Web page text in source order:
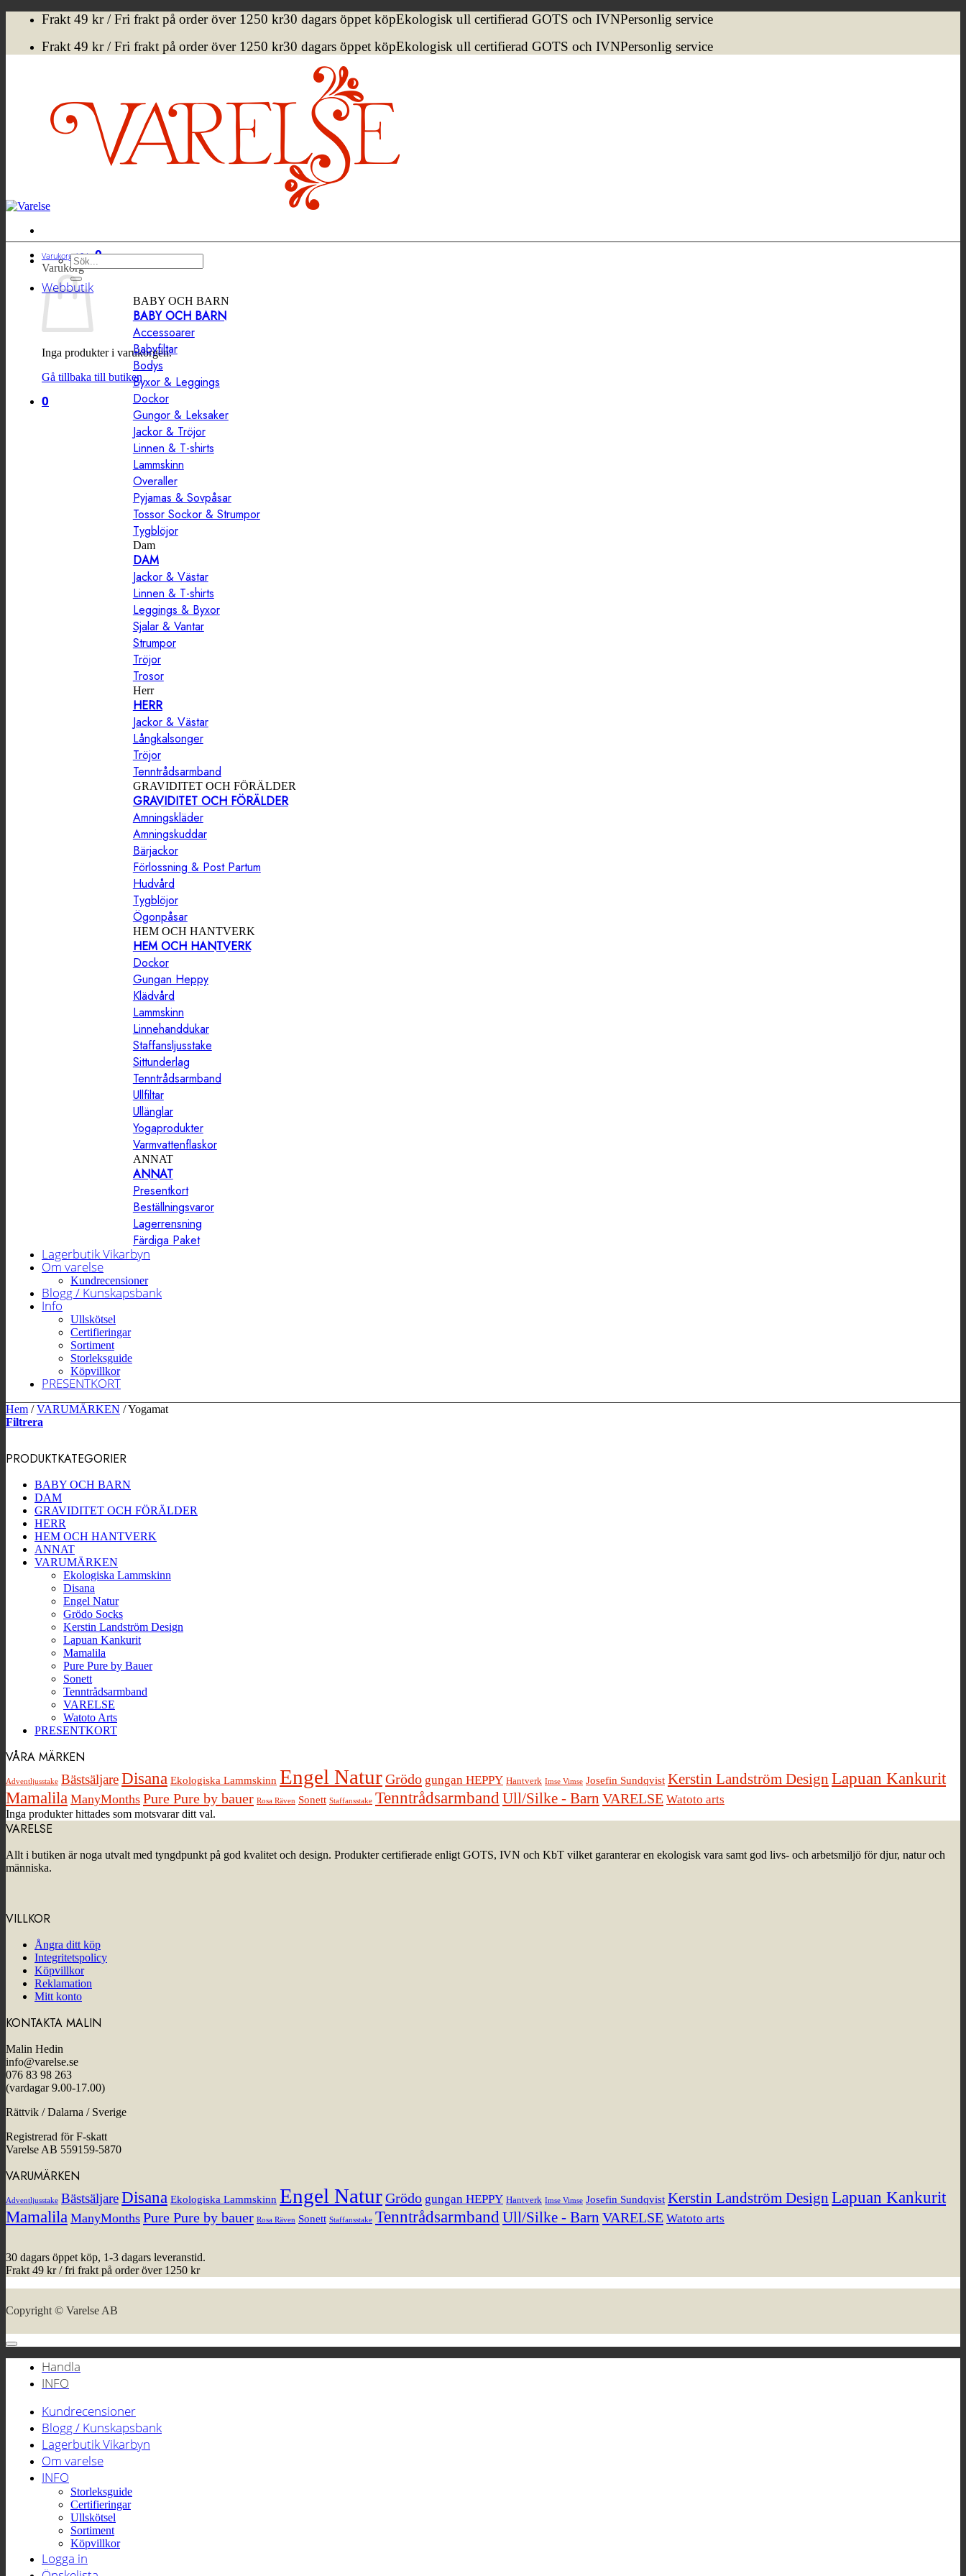
Hoppa
Frakt 49 kr / Fri frakt på order över 1250 kr30 dagars öppet köpEkologisk ull certifierad GOTS och IVNPersonlig service
Frakt 49 kr / Fri frakt på order över 1250 kr30 dagars öppet köpEkologisk ull certifierad GOTS och IVNPersonlig service
Varukorg /0kr 0
Varukorg
Inga produkter i varukorgen.
Gå tillbaka till butiken
0
Sök
efter:
Webbutik
BABY OCH BARN
BABY OCH BARN
Accessoarer
Babyfiltar
Bodys
Byxor & Leggings
Dockor
Gungor & Leksaker
Jackor & Tröjor
Linnen & T-shirts
Lammskinn
Overaller
Pyjamas & Sovpåsar
Tossor Sockor & Strumpor
Tygblöjor
Dam
DAM
Jackor & Västar
Linnen & T-shirts
Leggings & Byxor
Sjalar & Vantar
Strumpor
Tröjor
Trosor
Herr
HERR
Jackor & Västar
Långkalsonger
Tröjor
Tenntrådsarmband
GRAVIDITET OCH FÖRÄLDER
GRAVIDITET OCH FÖRÄLDER
Amningskläder
Amningskuddar
Bärjackor
Förlossning & Post Partum
Hudvård
Tygblöjor
Ögonpåsar
HEM OCH HANTVERK
HEM OCH HANTVERK
Dockor
Gungan Heppy
Klädvård
Lammskinn
Linnehanddukar
Staffansljusstake
Sittunderlag
Tenntrådsarmband
Ullfiltar
Ullänglar
Yogaprodukter
Varmvattenflaskor
ANNAT
ANNAT
Presentkort
Beställningsvaror
Lagerrensning
Färdiga Paket
Lagerbutik Vikarbyn
Om varelse
Kundrecensioner
Blogg / Kunskapsbank
Info
Ullskötsel
Certifieringar
Sortiment
Storleksguide
Köpvillkor
PRESENTKORT
Hem / VARUMÄRKEN /Yogamat
Filtrera
PRODUKTKATEGORIER
BABY OCH BARN
DAM
GRAVIDITET OCH FÖRÄLDER
HERR
HEM OCH HANTVERK
ANNAT
VARUMÄRKEN
Ekologiska Lammskinn
Disana
Engel Natur
Grödo Socks
Kerstin Landström Design
Lapuan Kankurit
Mamalila
Pure Pure by Bauer
Sonett
Tenntrådsarmband
VARELSE
Watoto Arts
PRESENTKORT
VÅRA MÄRKEN
Adventljusstake BästsäljareDisana Ekologiska Lammskinn Engel NaturGrödo gungan HEPPY Hantverk Imse Vimse Josefin Sundqvist Kerstin Landström Design Lapuan Kankurit
Mamalila ManyMonths Pure Pure by bauer Rosa Räven Sonett Staffansstake TenntrådsarmbandUll/Silke - Barn VARELSE Watoto arts
Inga produkter hittades som motsvarar ditt val.
VARELSE
Allt i butiken är noga utvalt med tyngdpunkt på god kvalitet och design. Produkter certifierade enligt GOTS, IVN och KbT vilket garanterar en ekologisk vara samt god livs- och arbetsmiljö för djur, natur och
människa.
VILLKOR
Ångra ditt köp
Integritetspolicy
Köpvillkor
Reklamation
Mitt konto
KONTAKTA MALIN
Malin Hedin
info@varelse.se
076 83 98 263
(vardagar 9.00-17.00)
Rättvik / Dalarna / Sverige
Registrerad för F-skatt
Varelse AB 559159-5870
VARUMÄRKEN
Adventljusstake BästsäljareDisana Ekologiska Lammskinn Engel NaturGrödo gungan HEPPY Hantverk Imse Vimse Josefin Sundqvist Kerstin Landström Design Lapuan Kankurit
Mamalila ManyMonths Pure Pure by bauer Rosa Räven Sonett Staffansstake TenntrådsarmbandUll/Silke - Barn VARELSE Watoto arts
30 dagars öppet köp, 1-3 dagars leveranstid.
Frakt 49 kr / fri frakt på order över 1250 kr
Copyright © Varelse AB
Handla
INFO
Kundrecensioner
Blogg / Kunskapsbank
Lagerbutik Vikarbyn
Om varelse
INFO
Storleksguide
Certifieringar
Ullskötsel
Sortiment
Köpvillkor
Logga in